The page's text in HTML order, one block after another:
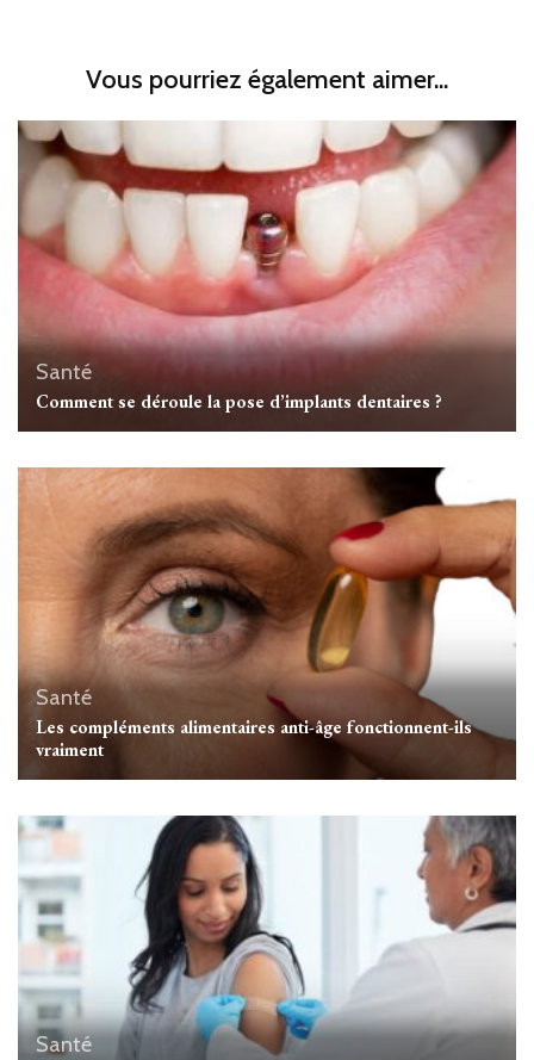
Vous pourriez également aimer...
Santé
Comment se déroule la pose d’implants dentaires ?
Santé
Les compléments alimentaires anti-âge fonctionnent-ils
vraiment
Santé